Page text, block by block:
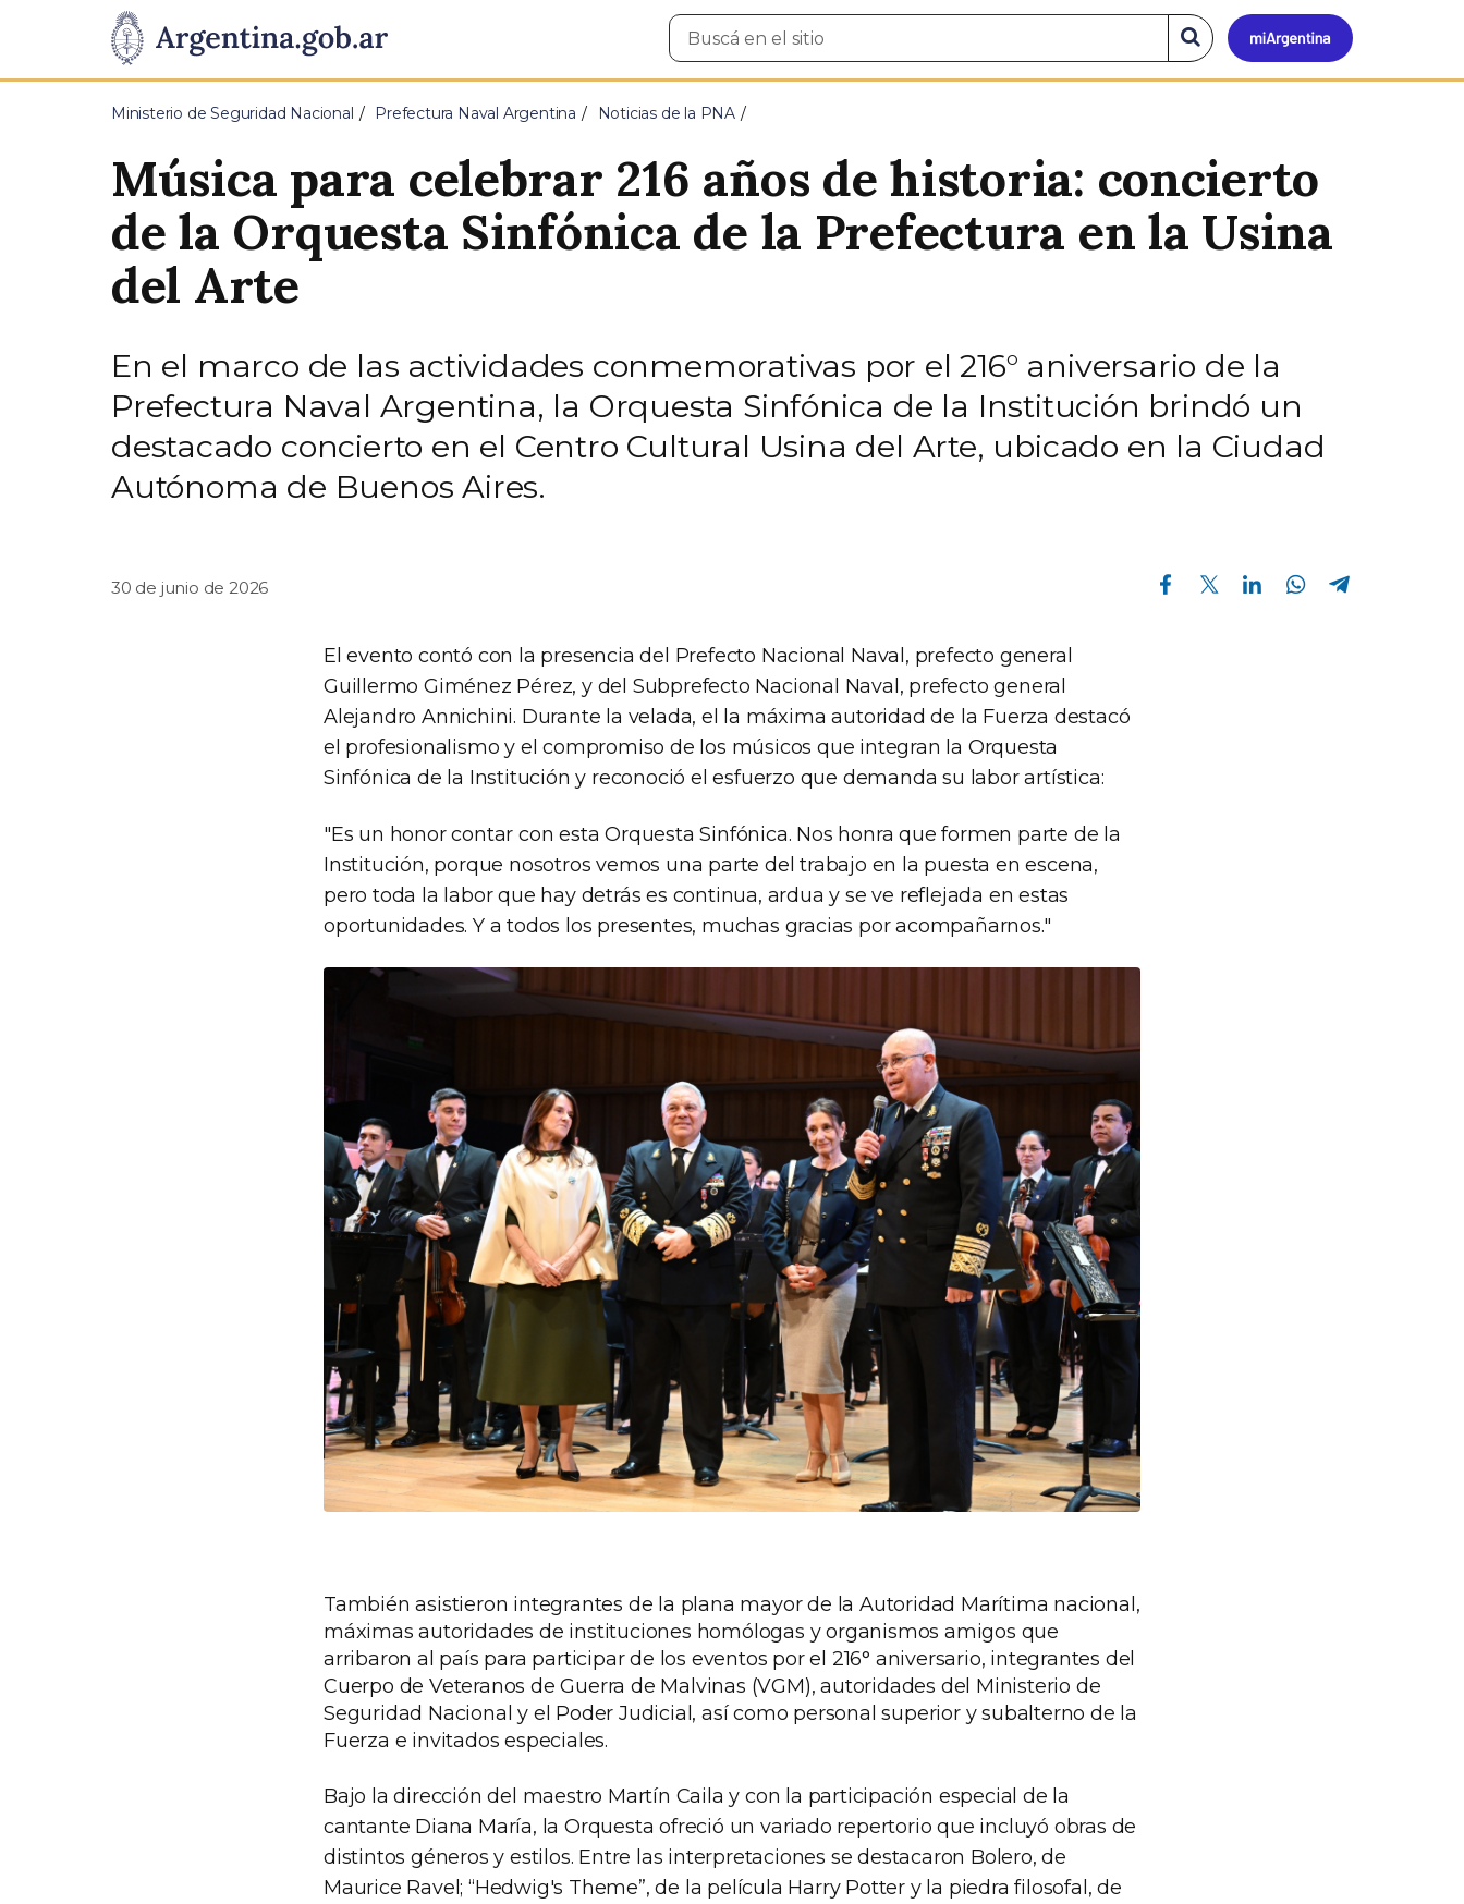
Presidencia
de
Pasar al contenido principal
Mi
Buscar
en
Buscar
en
el
Ministerio de Seguridad Nacional Prefectura Naval Argentina Noticias de la PNA
Música para celebrar 216 años de historia: concierto
de la Orquesta Sinfónica de la Prefectura en la Usina
del Arte
En el marco de las actividades conmemorativas por el 216° aniversario de la
Prefectura Naval Argentina, la Orquesta Sinfónica de la Institución brindó un
destacado concierto en el Centro Cultural Usina del Arte, ubicado en la Ciudad
Autónoma de Buenos Aires.
30 de junio de 2026
Compartir en Facebook Compartir en Twitter Compartir en Linkedin Compartir en Whatsapp
El evento contó con la presencia del Prefecto Nacional Naval, prefecto general
Guillermo Giménez Pérez, y del Subprefecto Nacional Naval, prefecto general
Alejandro Annichini. Durante la velada, el la máxima autoridad de la Fuerza destacó
el profesionalismo y el compromiso de los músicos que integran la Orquesta
Sinfónica de la Institución y reconoció el esfuerzo que demanda su labor artística:
"Es un honor contar con esta Orquesta Sinfónica. Nos honra que formen parte de la
Institución, porque nosotros vemos una parte del trabajo en la puesta en escena,
pero toda la labor que hay detrás es continua, ardua y se ve reflejada en estas
oportunidades. Y a todos los presentes, muchas gracias por acompañarnos."
También asistieron integrantes de la plana mayor de la Autoridad Marítima nacional,
máximas autoridades de instituciones homólogas y organismos amigos que
arribaron al país para participar de los eventos por el 216° aniversario, integrantes del
Cuerpo de Veteranos de Guerra de Malvinas (VGM), autoridades del Ministerio de
Seguridad Nacional y el Poder Judicial, así como personal superior y subalterno de la
Fuerza e invitados especiales.
Bajo la dirección del maestro Martín Caila y con la participación especial de la
cantante Diana María, la Orquesta ofreció un variado repertorio que incluyó obras de
distintos géneros y estilos. Entre las interpretaciones se destacaron Bolero, de
Maurice Ravel; “Hedwig's Theme”, de la película Harry Potter y la piedra filosofal, de